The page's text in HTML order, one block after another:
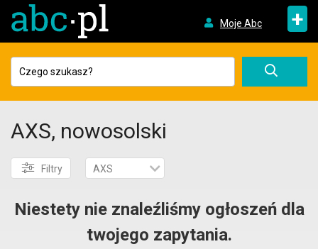
Moje Abc +
AXS, nowosolski
Filtry AXS
Niestety nie znaleźliśmy ogłoszeń dla
twojego zapytania.